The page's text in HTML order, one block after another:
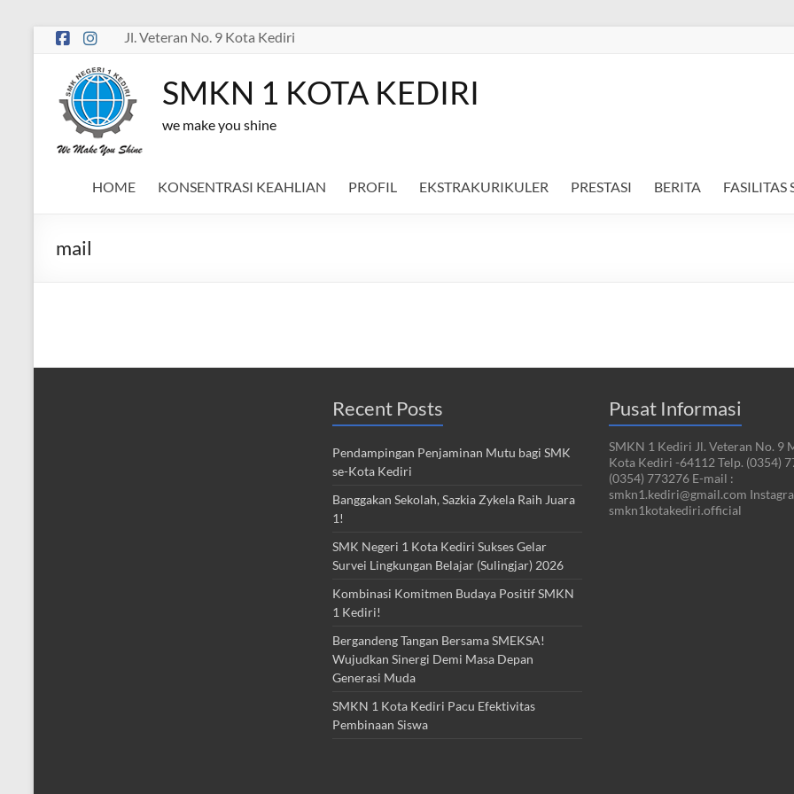
Skip
content
Jl. Veteran No. 9 Kota Kediri
SMKN 1 KOTA KEDIRI
we make you shine
HOME KONSENTRASI KEAHLIAN PROFIL EKSTRAKURIKULER PRESTASI BERITA FASILITAS
mail
Recent Posts
Pendampingan Penjaminan Mutu bagi SMK
se-Kota Kediri
Banggakan Sekolah, Sazkia Zykela Raih Juara
1!
SMK Negeri 1 Kota Kediri Sukses Gelar
Survei Lingkungan Belajar (Sulingjar) 2026
Kombinasi Komitmen Budaya Positif SMKN
1 Kediri!
Bergandeng Tangan Bersama SMEKSA!
Wujudkan Sinergi Demi Masa Depan
Generasi Muda
SMKN 1 Kota Kediri Pacu Efektivitas
Pembinaan Siswa
Pusat Informasi
SMKN 1 Kediri Jl. Veteran No. 9
Kota Kediri -64112 Telp. (0354)
(0354) 773276 E-mail :
smkn1.kediri@gmail.com
smkn1kotakediri.official